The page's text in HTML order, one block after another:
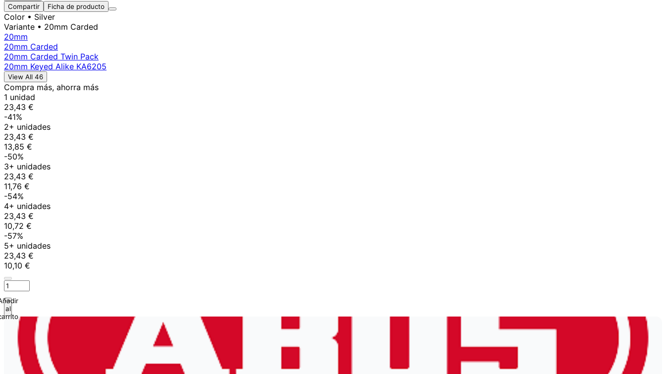
Compartir
Ficha de producto
Color • Silver
Variante • 20mm Carded
20mm
20mm Carded
20mm Carded Twin Pack
20mm Keyed Alike KA6205
View All 46
Compra más, ahorra más
1 unidad
23,43 €
-41%
2+ unidades
23,43 €
13,85 €
-50%
3+ unidades
23,43 €
11,76 €
-54%
4+ unidades
23,43 €
10,72 €
-57%
5+ unidades
23,43 €
10,10 €
al